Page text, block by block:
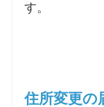
す。
住所変更の